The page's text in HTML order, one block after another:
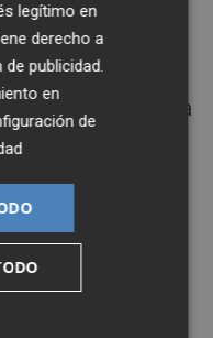
proceso de
de apoyo
fundamental para
para facilitar un
señala
el
legítimo en
derecho a
de publicidad.
en
de